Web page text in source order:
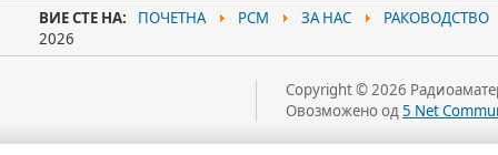
ВИЕ СТЕ НА: ПОЧЕТНА РСМ ЗА НАС
РАКОВОДСТВО
2026
Copyright © 2026
Овозможено од5 Net